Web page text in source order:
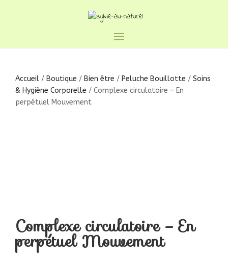
Accueil / Boutique / Bien être / Peluche Bouillotte / Soins
& Hygiène Corporelle / Complexe circulatoire – En
perpétuel Mouvement
Complexe circulatoire – En
perpétuel Mouvement